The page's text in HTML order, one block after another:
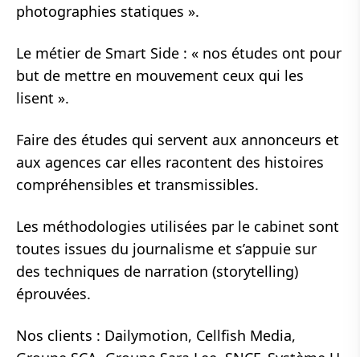
photographies statiques ».
Le métier de Smart Side : « nos études ont pour
but de mettre en mouvement ceux qui les
lisent ».
Faire des études qui servent aux annonceurs et
aux agences car elles racontent des histoires
compréhensibles et transmissibles.
Les méthodologies utilisées par le cabinet sont
toutes issues du journalisme et s’appuie sur
des techniques de narration (storytelling)
éprouvées.
Nos clients : Dailymotion, Cellfish Media,